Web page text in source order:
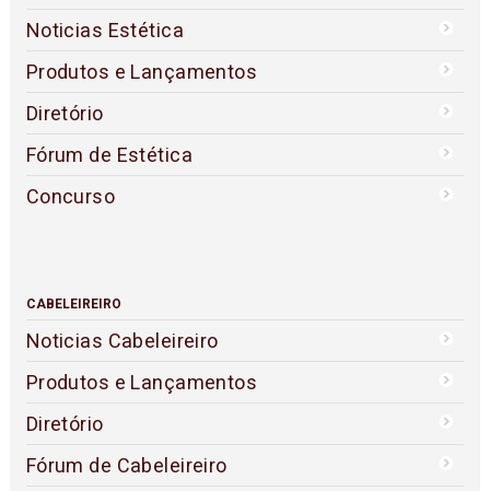
Noticias Estética
Produtos e Lançamentos
Diretório
Fórum de Estética
Concurso
CABELEIREIRO
Noticias Cabeleireiro
Produtos e Lançamentos
Diretório
Fórum de Cabeleireiro